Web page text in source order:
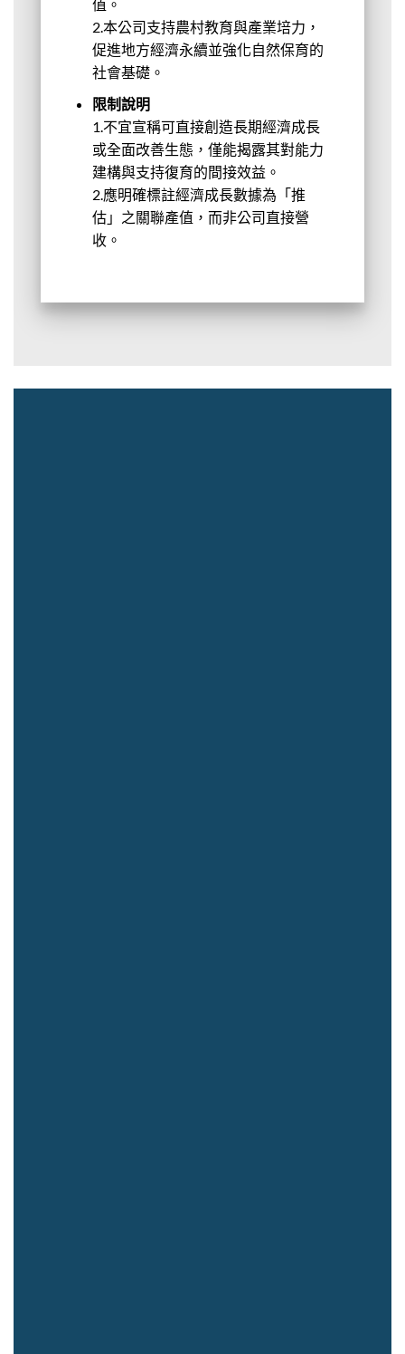
值。
2.本公司支持農村教育與產業培力，
促進地方經濟永續並強化自然保育的
社會基礎。
限制說明
1.不宜宣稱可直接創造長期經濟成長
或全面改善生態，僅能揭露其對能力
建構與支持復育的間接效益。
2.應明確標註經濟成長數據為「推
估」之關聯產值，而非公司直接營
收。